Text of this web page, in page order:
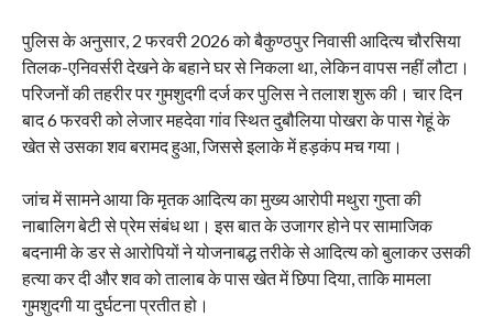
पुलिस के अनुसार, 2 फरवरी 2026 को बैकुण्ठपुर निवासी आदित्य चौरसिया
तिलक-एनिवर्सरी देखने के बहाने घर से निकला था, लेकिन वापस नहीं लौटा।
परिजनों की तहरीर पर गुमशुदगी दर्ज कर पुलिस ने तलाश शुरू की। चार दिन
बाद 6 फरवरी को लेजार महदेवा गांव स्थित दुबौलिया पोखरा के पास गेहूं के
खेत से उसका शव बरामद हुआ, जिससे इलाके में हड़कंप मच गया।
जांच में सामने आया कि मृतक आदित्य का मुख्य आरोपी मथुरा गुप्ता की
नाबालिग बेटी से प्रेम संबंध था। इस बात के उजागर होने पर सामाजिक
बदनामी के डर से आरोपियों ने योजनाबद्ध तरीके से आदित्य को बुलाकर उसकी
हत्या कर दी और शव को तालाब के पास खेत में छिपा दिया, ताकि मामला
गुमशुदगी या दुर्घटना प्रतीत हो।